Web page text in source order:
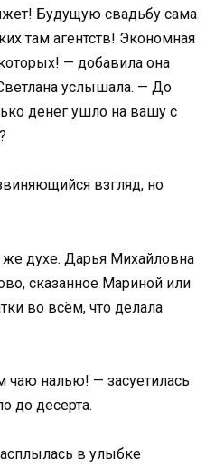
Будущую свадьбу сама
там агентств! Экономная
— добавила она
услышала. — До
денег ушло на вашу с
взгляд, но
духе. Дарья Михайловна
сказанное Мариной или
во всём, что делала
чаю налью! — засуетилась
до десерта.
в улыбке